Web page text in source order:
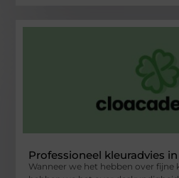
Professioneel kleuradvies
Wanneer we het hebben over fijne